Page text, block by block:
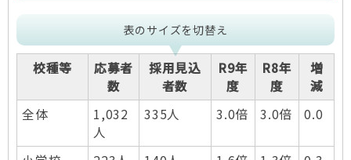
表のサイズを切替え
校種等
応募者
数
採用見込
者数
R9年
度
R8年
度
増
減
全体
1,032
人
335人 3.0倍 3.0倍 0.0